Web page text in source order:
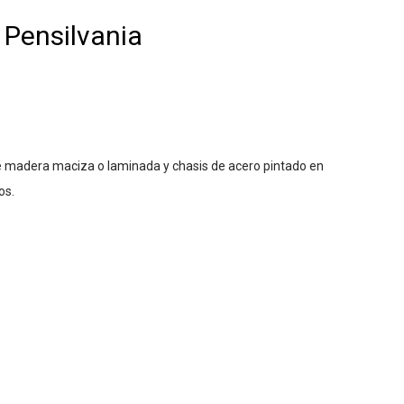
maciza o laminada y chasis de acero pintado en